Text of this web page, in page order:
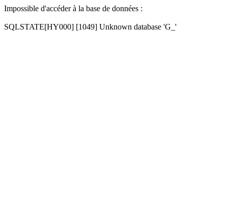
Impossible d'accéder à la base de données :
SQLSTATE[HY000] [1049] Unknown database 'G_'